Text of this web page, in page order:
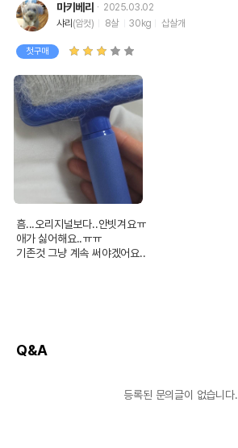
마키베리
2025.03.02
샤리 (암컷) 8살 30kg 삽살개
첫구매
흠...오리지널보다..안빗겨요ㅠ
애가 싫어해요..ㅠㅠ
기존것 그냥 계속 써야겠어요..
Q&A
등록된 문의글이 없습니다.